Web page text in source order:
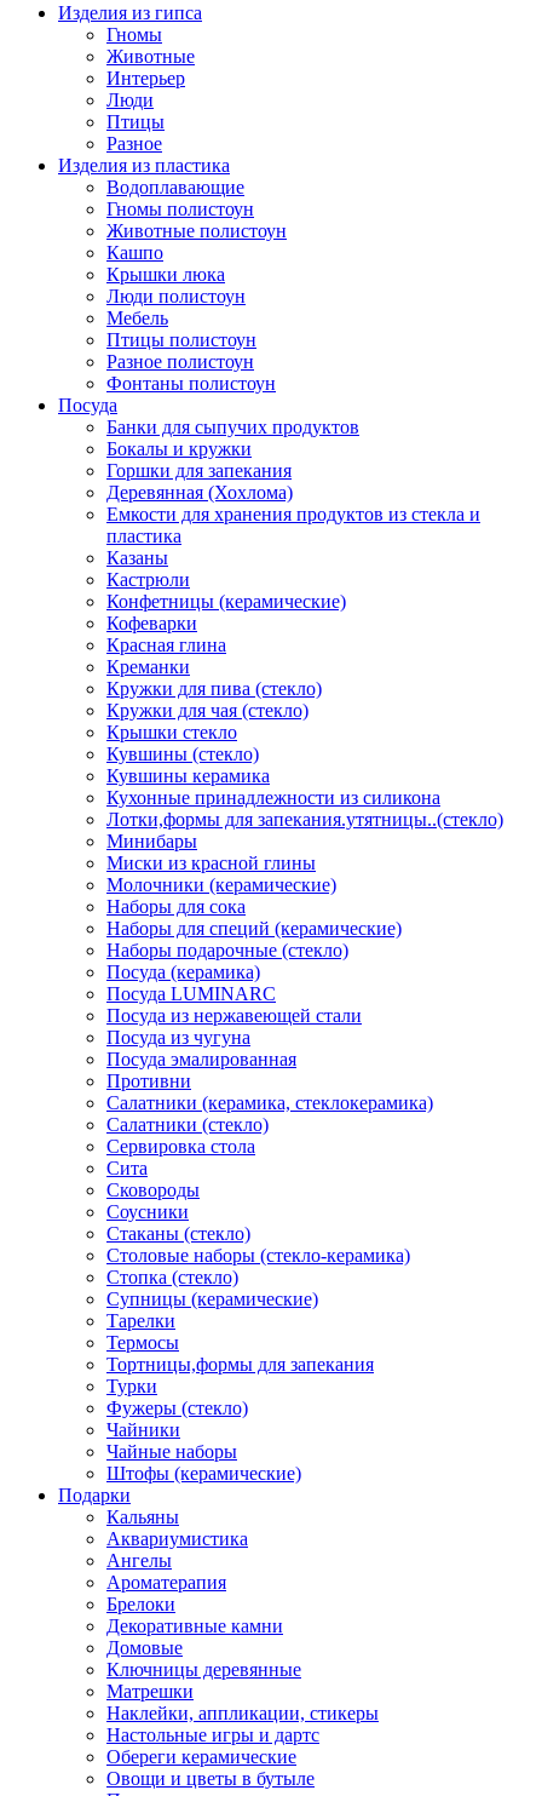
Изделия из гипса
Гномы
Животные
Интерьер
Люди
Птицы
Разное
Изделия из пластика
Водоплавающие
Гномы полистоун
Животные полистоун
Кашпо
Крышки люка
Люди полистоун
Мебель
Птицы полистоун
Разное полистоун
Фонтаны полистоун
Посуда
Банки для сыпучих продуктов
Бокалы и кружки
Горшки для запекания
Деревянная (Хохлома)
Емкости для хранения продуктов из стекла и
пластика
Казаны
Кастрюли
Конфетницы (керамические)
Кофеварки
Красная глина
Креманки
Кружки для пива (стекло)
Кружки для чая (стекло)
Крышки стекло
Кувшины (стекло)
Кувшины керамика
Кухонные принадлежности из силикона
Лотки,формы для запекания.утятницы..(стекло)
Минибары
Миски из красной глины
Молочники (керамические)
Наборы для сока
Наборы для специй (керамические)
Наборы подарочные (стекло)
Посуда (керамика)
Посуда LUMINARC
Посуда из нержавеющей стали
Посуда из чугуна
Посуда эмалированная
Противни
Салатники (керамика, стеклокерамика)
Салатники (стекло)
Сервировка стола
Сита
Сковороды
Соусники
Стаканы (стекло)
Столовые наборы (стекло-керамика)
Стопка (стекло)
Супницы (керамические)
Тарелки
Термосы
Тортницы,формы для запекания
Турки
Фужеры (стекло)
Чайники
Чайные наборы
Штофы (керамические)
Подарки
Кальяны
Аквариумистика
Ангелы
Ароматерапия
Брелоки
Декоративные камни
Домовые
Ключницы деревянные
Матрешки
Наклейки, аппликации, стикеры
Настольные игры и дартс
Обереги керамические
Овощи и цветы в бутыле